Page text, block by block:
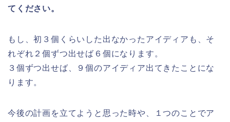
てください。
もし、初３個くらいした出なかったアイディアも、そ
れぞれ２個ずつ出せば６個になります。
３個ずつ出せば、９個のアイディア出てきたことにな
ります。
今後の計画を立てようと思った時や、１つのことでア